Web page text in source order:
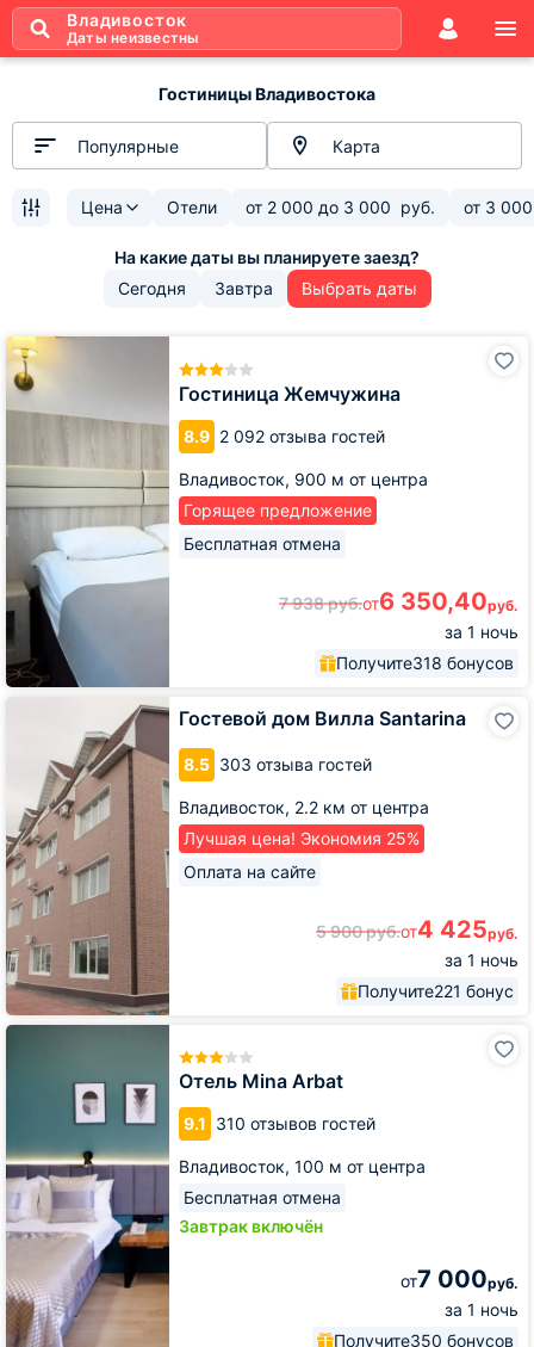
Владивосток
Даты неизвестны
Гостиницы Владивостока
Популярные Карта
Цена Отели от 2 000 до 3 000 руб. от 3 000
Сегодня Завтра Выбрать даты
Гостиница Жемчужина
8.9 2 092 отзыва гостей
Владивосток, 900 м от центра
Горящее предложение
Бесплатная отмена
7 938руб.от6 350,40руб.
за 1 ночь
Получите318 бонусов
Гостиница
Жемчужина
Гостевой дом Вилла Santarina
8.5 303 отзыва гостей
Владивосток, 2.2 км от центра
Лучшая цена! Экономия 25%
Оплата на сайте
5 900руб.от4 425руб.
за 1 ночь
Получите221 бонус
Santarina
Отель Mina Arbat
9.1 310 отзывов гостей
Владивосток, 100 м от центра
Бесплатная отмена
Завтрак включён
от7 000руб.
за 1 ночь
Получите350 бонусов
Отель